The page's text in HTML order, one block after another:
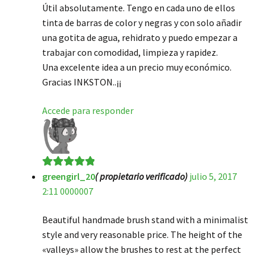
Útil absolutamente. Tengo en cada uno de ellos
tinta de barras de color y negras y con solo añadir
una gotita de agua, rehidrato y puedo empezar a
trabajar con comodidad, limpieza y rapidez.
Una excelente idea a un precio muy económico.
Gracias INKSTON..¡¡
Accede para responder
Valorado en5
de 5
greengirl_20( propietario verificado) julio 5, 2017
2:11 0000007
Beautiful handmade brush stand with a minimalist
style and very reasonable price. The height of the
«valleys» allow the brushes to rest at the perfect